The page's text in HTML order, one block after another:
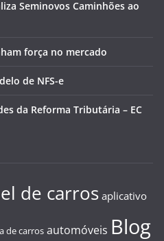
Seminovos Caminhões ao
força no mercado
de NFS-e
da Reforma Tributária – EC
de carros aplicativo
de carros automóveis Blog